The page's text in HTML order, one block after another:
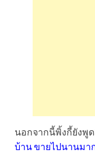
นอกจากนี้พิ้งกี้ยังพูด
บ้าน ขายไปนานมา